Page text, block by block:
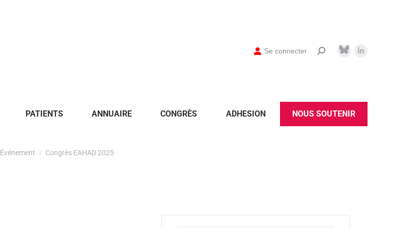
Se connecter
PATIENTS ANNUAIRE CONGRÈS ADHESION NOUS SOUTENIR
Événement Congrès EAHAD 2025